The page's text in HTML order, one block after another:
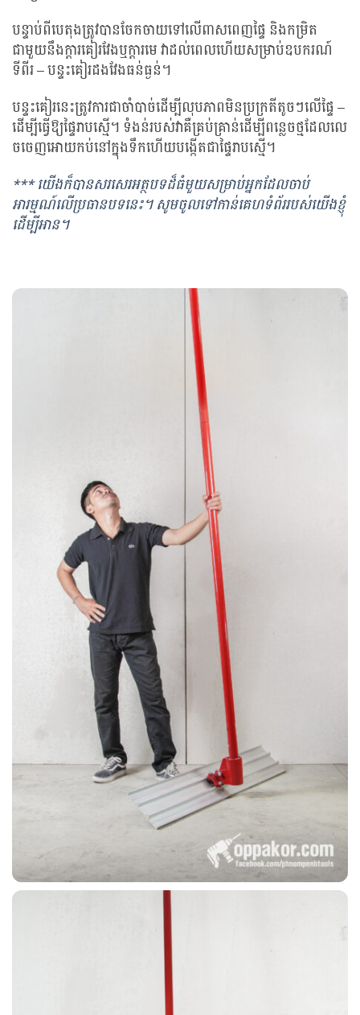
បន្ទាប់ពីបេតុងត្រូវបានចែកចាយទៅលើពាសពេញផ្ទៃ និងកម្រិត
ជាមួយនឹងក្តារគៀរវែងឬក្តារមេ វាដល់ពេលហើយសម្រាប់ឧបករណ៍
ទីពីរ – បន្ទះគៀរដងវែងធន់ធ្ងន់។
បន្ទះគៀរនេះត្រូវការជាចាំបាច់ដើម្បីលុបភាពមិនប្រក្រតីតូចៗលើផ្ទៃ –
ដើម្បីធ្វើឱ្យផ្ទៃរាបស្មើ។ ទំងន់របស់វាគឺគ្រប់គ្រាន់ដើម្បីពន្លេចថ្មដែលលេ
ចចេញអោយកប់នៅក្នុងទឹកហើយបង្កើតជាផ្ទៃរាបស្មើ។
*** យើងក៏បានសរសេរអត្ថបទដ៏ធំមួយសម្រាប់អ្នកដែលចាប់
អារម្មណ៍លើប្រធានបទនេះ។ សូមចូលទៅកាន់គេហទំព័ររបស់យើងខ្ញុំ
ដើម្បីអាន។